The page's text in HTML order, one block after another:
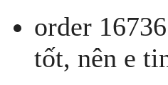
order
tốt, nên e